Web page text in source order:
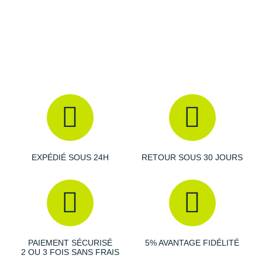
Semelle extérieure
: D'une adhérence extrême, elle
garantit des transitions fluides et une bonne traction.
Semelle amovible
Poids constaté chez i-Run : 217 g en taille 42
Cette version Woven se distingue par sa conception tissée au
niveau de l'empeigne pour un meilleur ajustement. Elle se veut
légèrement plus lourde que la version classique (+10 g).
EXPÉDIÉ SOUS 24H RETOUR SOUS 30 JOURS
PAIEMENT SÉCURISÉ
2 OU 3 FOIS SANS FRAIS
5% AVANTAGE FIDÉLITÉ